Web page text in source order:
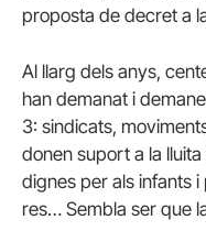
proposta de decret a
Al llarg dels anys,
han demanat i
3: sindicats,
donen suport a la
dignes per als infants
res… Sembla ser que